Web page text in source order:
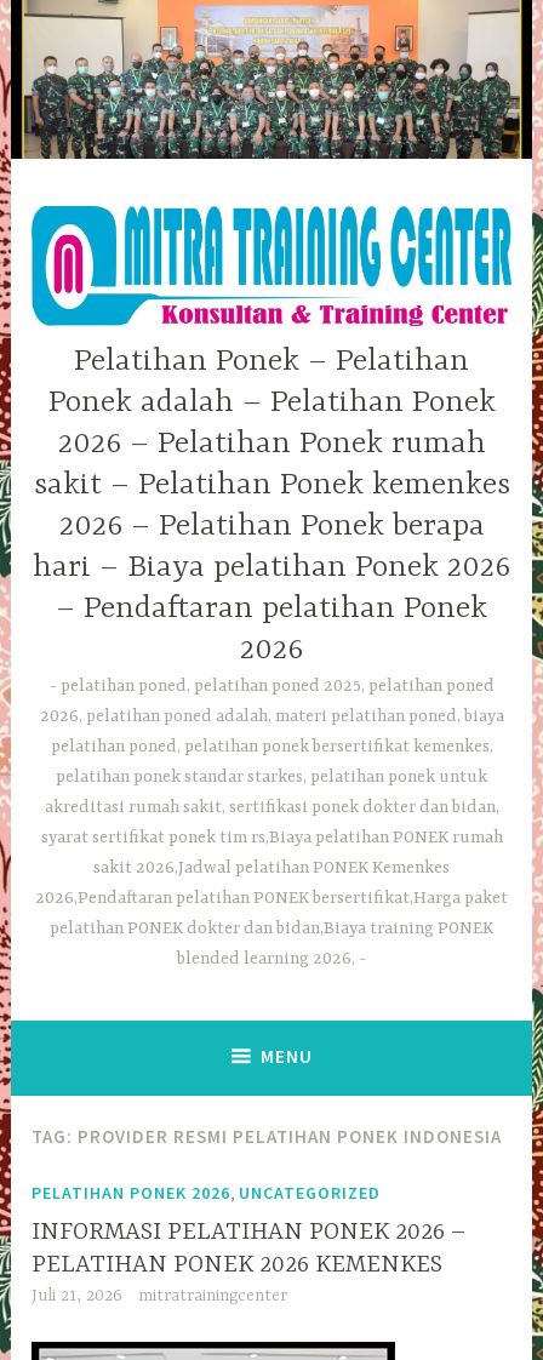
Skip
to
content
Pelatihan Ponek – Pelatihan
Ponek adalah – Pelatihan Ponek
2026 – Pelatihan Ponek rumah
sakit – Pelatihan Ponek kemenkes
2026 – Pelatihan Ponek berapa
hari – Biaya pelatihan Ponek 2026
– Pendaftaran pelatihan Ponek
2026
pelatihan poned, pelatihan poned 2025, pelatihan poned
2026, pelatihan poned adalah, materi pelatihan poned, biaya
pelatihan poned, pelatihan ponek bersertifikat kemenkes,
pelatihan ponek standar starkes, pelatihan ponek untuk
akreditasi rumah sakit, sertifikasi ponek dokter dan bidan,
syarat sertifikat ponek tim rs,Biaya pelatihan PONEK rumah
sakit 2026,Jadwal pelatihan PONEK Kemenkes
2026,Pendaftaran pelatihan PONEK bersertifikat,Harga paket
pelatihan PONEK dokter dan bidan,Biaya training PONEK
blended learning 2026,
MENU
TAG: PROVIDER RESMI PELATIHAN PONEK INDONESIA
PELATIHAN PONEK 2026, UNCATEGORIZED
INFORMASI PELATIHAN PONEK 2026 –
PELATIHAN PONEK 2026 KEMENKES
Juli 21, 2026 mitratrainingcenter